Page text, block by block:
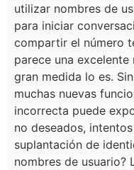
utilizar nombres de
para iniciar
compartir el número
parece una
gran medida lo es.
muchas nuevas
incorrecta puede
no deseados,
suplantación de
nombres de usuario?